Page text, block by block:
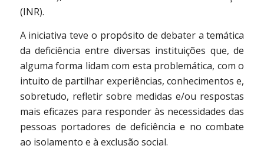
(INR).
A iniciativa teve o propósito de debater a temática
da deficiência entre diversas instituições que, de
alguma forma lidam com esta problemática, com o
intuito de partilhar experiências, conhecimentos e,
sobretudo, refletir sobre medidas e/ou respostas
mais eficazes para responder às necessidades das
pessoas portadores de deficiência e no combate
ao isolamento e à exclusão social.